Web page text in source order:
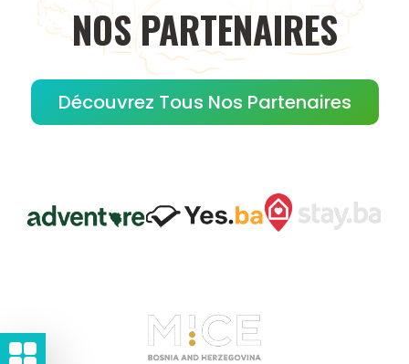
NOS PARTENAIRES
Découvrez Tous Nos Partenaires